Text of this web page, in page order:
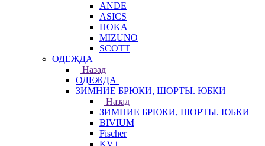
ANDE
ASICS
HOKA
MIZUNO
SCOTT
ОДЕЖДА
Назад
ОДЕЖДА
ЗИМНИЕ БРЮКИ, ШОРТЫ. ЮБКИ
Назад
ЗИМНИЕ БРЮКИ, ШОРТЫ. ЮБКИ
BIVIUM
Fischer
KV+